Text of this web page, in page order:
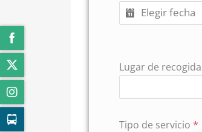
Lugar de recogida
Tipo de servicio *